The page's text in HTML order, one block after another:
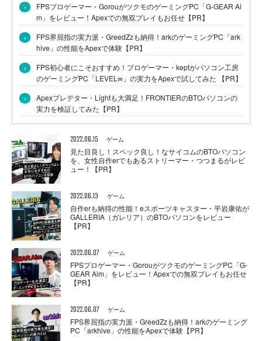
›
FPSプロゲーマー・GorouがツクモのゲーミングPC「G-GEAR Ai
m」をレビュー！Apexでの無双プレイもお任せ【PR】
›
FPS界屈指の実力派・GreedZzも納得！arkのゲーミングPC「ark
hive」の性能をApexで体験【PR】
›
FPS初心者にこそおすすめ！プロゲーマー・keptがパソコン工房
のゲーミングPC「LEVEL∞」の実力をApexで試してみた 【PR】
›
Apexプレデター・Lightも大満足！FRONTIERのBTOパソコンの
実力を検証してみた【PR】
2022.06.15 ゲーム
見た目良し！スペック良し！なサイコムのBTOパソコン
を、女性自作erでもあるストリーマー・つつまるがレビ
ュー！【PR】
2022.06.13 ゲーム
自作erも納得の性能！eスポーツキャスター・平岩康佑が
GALLERIA（ガレリア）のBTOパソコンをレビュー
【PR】
2022.06.07 ゲーム
FPSプロゲーマー・GorouがツクモのゲーミングPC「G-
GEAR Aim」をレビュー！Apexでの無双プレイもお任せ
【PR】
2022.06.07 ゲーム
FPS界屈指の実力派・GreedZzも納得！arkのゲーミング
PC「arkhive」の性能をApexで体験【PR】